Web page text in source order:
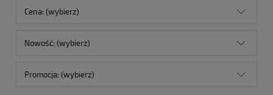
Cena: (wybierz)
Nowość: (wybierz)
Promocja: (wybierz)